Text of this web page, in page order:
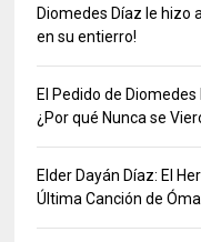
Diomedes Díaz le hizo
en su entierro!
El Pedido de
¿Por qué Nunca se
Elder Dayán Díaz: El
Última Canción de